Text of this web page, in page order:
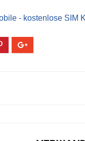
- kostenlose SIM